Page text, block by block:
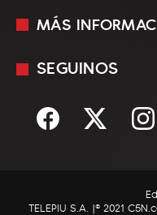
En Vivo
Sociedad
C5N Autos
MÁS
Mediakit
Términos y
SEGUINOS
TELEPIU S.A. |© 2021